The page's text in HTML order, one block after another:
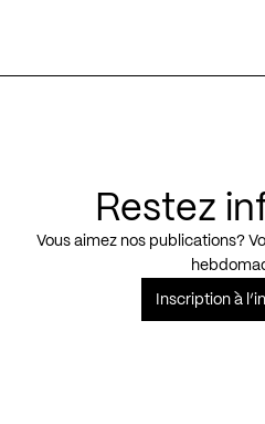
Restez
Vous aimez nos publications?
Inscription à